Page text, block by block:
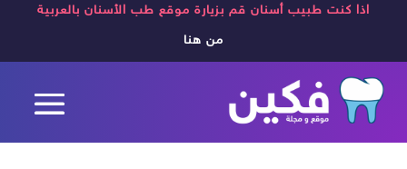
اذا كنت طبيب أسنان قم بزيارة موقع طب الأسنان بالعربية
من هنا